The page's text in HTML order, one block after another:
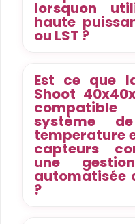
lorsquon
haute
ou LST ?
Est ce que
Shoot
système
temperature
capteurs
une
automatisée
?